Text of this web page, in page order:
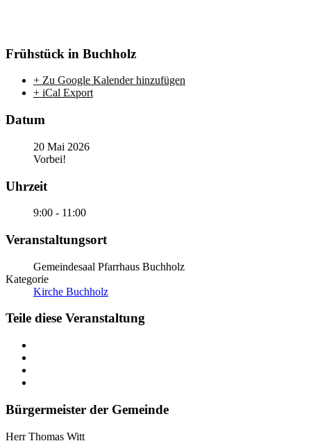
Frühstück in Buchholz
+ Zu Google Kalender hinzufügen
+ iCal Export
Datum
20 Mai 2026
Vorbei!
Uhrzeit
9:00 - 11:00
Veranstaltungsort
Gemeindesaal Pfarrhaus Buchholz
Kategorie
Kirche Buchholz
Teile diese Veranstaltung
Bürgermeister der Gemeinde
Herr Thomas Witt